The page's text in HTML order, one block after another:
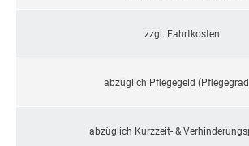
zzgl. Fahrtkosten
abzüglich Pflegegeld
abzüglich Kurzzeit- &